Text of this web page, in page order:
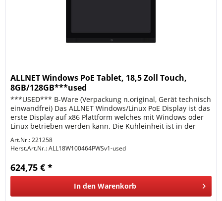
ALLNET Windows PoE Tablet, 18,5 Zoll Touch,
8GB/128GB***used
***USED*** B-Ware (Verpackung n.original, Gerät technisch
einwandfrei) Das ALLNET Windows/Linux PoE Display ist das
erste Display auf x86 Plattform welches mit Windows oder
Linux betrieben werden kann. Die Kühleinheit ist in der
Art.Nr.: 221258
Herst.Art.Nr.:ALL18W100464PWSv1-used
624,75 € *
In den Warenkorb